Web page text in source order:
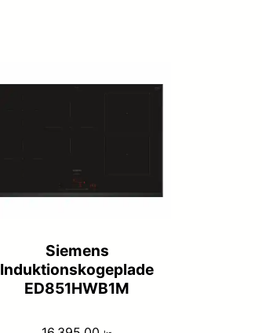
Siemens
Induktionskogeplade
ED851HWB1M